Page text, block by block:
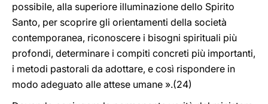
possibile, alla superiore illuminazione dello Spirito
Santo, per scoprire gli orientamenti della società
contemporanea, riconoscere i bisogni spirituali più
profondi, determinare i compiti concreti più importanti,
i metodi pastorali da adottare, e così rispondere in
modo adeguato alle attese umane ».(24)